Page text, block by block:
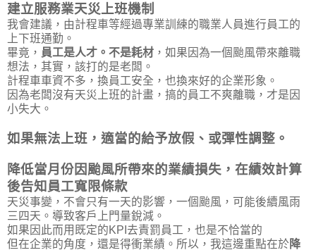
建立服務業天災上班機制
我會建議，由計程車等經過專業訓練的職業人員進行員工的
上下班通勤。
畢竟， 員工是人才。不是耗材 ，如果因為一個颱風帶來離職
想法，其實，該打的是老闆。
計程車車資不多，換員工安全，也換來好的企業形象。
因為老闆沒有天災上班的計畫，搞的員工不爽離職，才是因
小失大。
如果無法上班，適當的給予放假、或彈性調整。
降低當月份因颱風所帶來的業績損失，在績效計算
後告知員工寬限條款
天災事變，不會只有一天的影響，一個颱風，可能後續風雨
三四天。導致客戶上門量銳減。
如果因此而用既定的KPI去責罰員工，也是不恰當的
但在企業的角度，還是得衝業績。所以，我這邊重點在於 降